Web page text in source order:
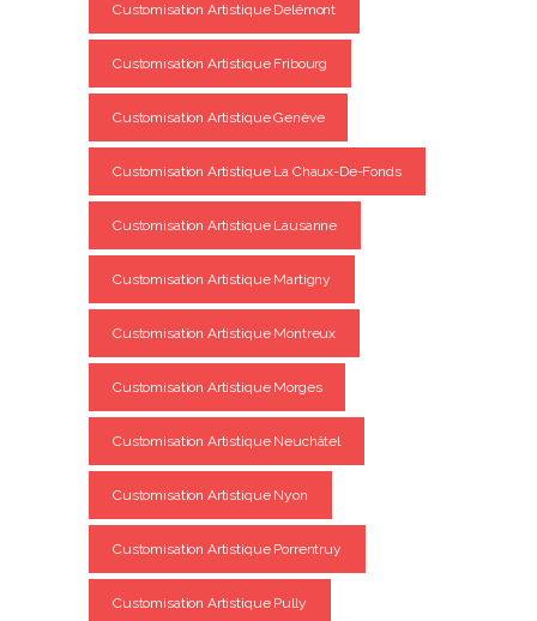
Customisation Artistique Delémont
Customisation Artistique Fribourg
Customisation Artistique Genève
Customisation Artistique La Chaux-De-Fonds
Customisation Artistique Lausanne
Customisation Artistique Martigny
Customisation Artistique Montreux
Customisation Artistique Morges
Customisation Artistique Neuchâtel
Customisation Artistique Nyon
Customisation Artistique Porrentruy
Customisation Artistique Pully